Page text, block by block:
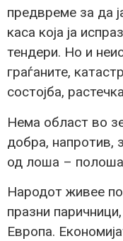
предвреме за да
каса која ја
тендери. Но и
граѓаните,
состојба,
Нема област во
добра, напротив,
од лоша –
Народот живее
празни
Европа.